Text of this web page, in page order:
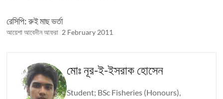
রেসিপি: রুই মাছ ভর্তা
আয়েশা আবেদীন আফরা 2 February 2011
মোঃ নূর-ই-ইসরাক হোসেন
Student; BSc Fisheries (Honours),